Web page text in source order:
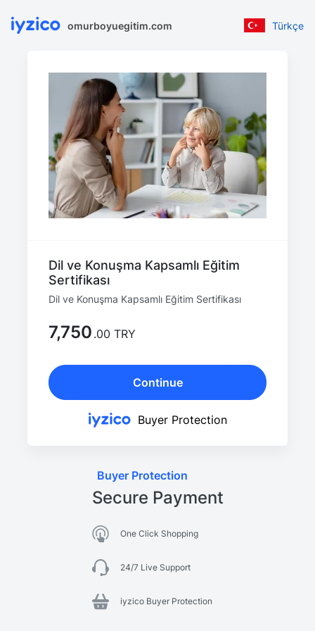
omurboyuegitim.com Türkçe
Dil ve Konuşma Kapsamlı Eğitim
Sertifikası
Dil ve Konuşma Kapsamlı Eğitim Sertifikası
7,750 .00 TRY
Continue
Buyer Protection
Buyer Protection
Secure Payment
One Click Shopping
24/7 Live Support
iyzico Buyer Protection